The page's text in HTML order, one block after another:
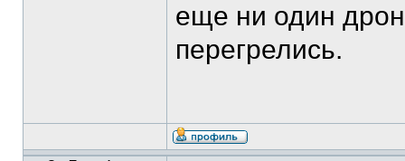
еще ни один
перегрелись.